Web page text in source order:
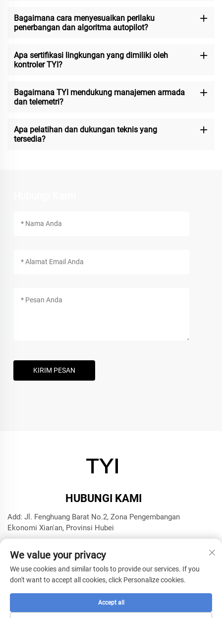
Bagaimana cara menyesuaikan perilaku
penerbangan dan algoritma autopilot?
Apa sertifikasi lingkungan yang dimiliki oleh
kontroler TYI?
Bagaimana TYI mendukung manajemen armada
dan telemetri?
Apa pelatihan dan dukungan teknis yang
tersedia?
KIRIM PESAN
HUBUNGI KAMI
Add: Jl. Fenghuang Barat No.2, Zona Pengembangan
Ekonomi Xian'an, Provinsi Hubei
Surel: [email protected]
Hak Cipta © 2025 oleh Xianning TYI Model Technology
Company -Kebijakan privasi
We value your privacy
We use cookies and similar tools to provide our services. If you
don't want to accept all cookies, click Personalize cookies.
Accept all